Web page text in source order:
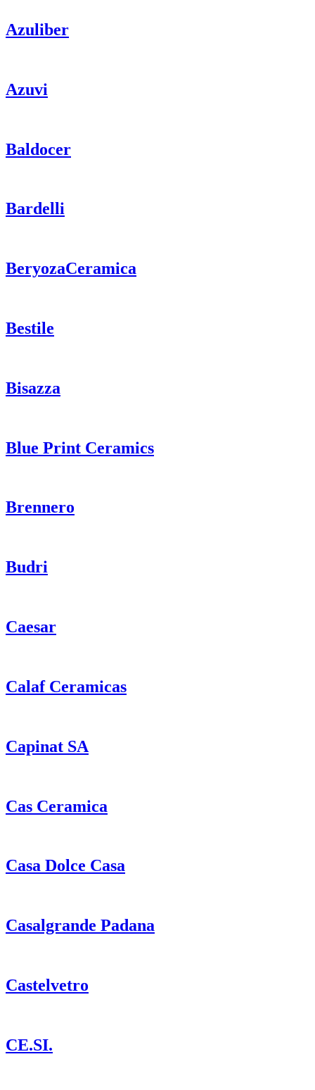
Azuliber
Azuvi
Baldocer
Bardelli
BeryozaCeramica
Bestile
Bisazza
Blue Print Ceramics
Brennero
Budri
Caesar
Calaf Ceramicas
Capinat SA
Cas Ceramica
Casa Dolce Casa
Casalgrande Padana
Castelvetro
CE.SI.